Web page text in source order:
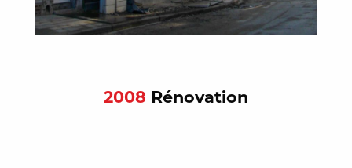
2008 Rénovation